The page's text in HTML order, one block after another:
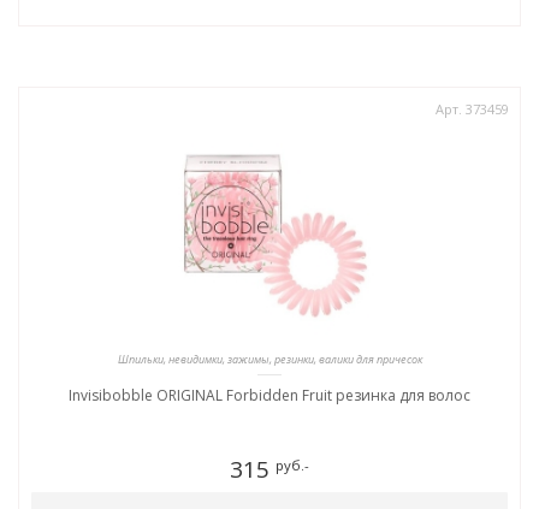
Арт. 373459
Шпильки, невидимки, зажимы, резинки, валики для причесок
Invisibobble ORIGINAL Forbidden Fruit резинка для волос
315 руб.-